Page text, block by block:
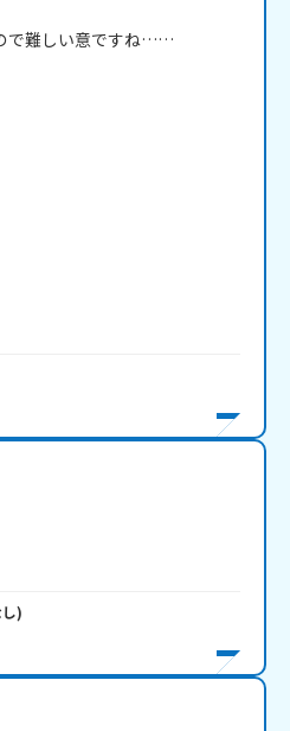
で難しい意ですね……
)